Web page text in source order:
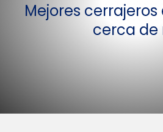
Mejores cerrajeros
cerca de